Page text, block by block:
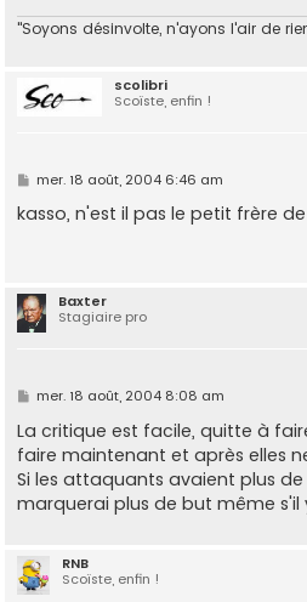
"Soyons désinvolte, n'ayons l'air de
scolibri
Scoïste, enfin !
M
s
s
mer. 18 août, 2004 6:46 am
kasso, n'est il pas le petit frère
Baxter
Stagiaire pro
M
s
s
a
g
e
mer. 18 août, 2004 8:08 am
La critique est facile, quitte à
faire maintenant et après elles
Si les attaquants avaient plus
marquerai plus de but même
RNB
Scoïste, enfin !